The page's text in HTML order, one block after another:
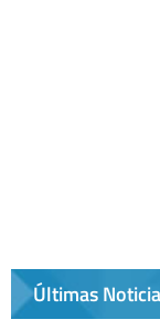
Últimas